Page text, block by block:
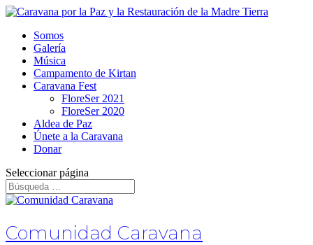
Somos
Galería
Música
Campamento de Kirtan
Caravana Fest
FloreSer 2021
FloreSer 2020
Aldea de Paz
Únete a la Caravana
Donar
Seleccionar página
Comunidad Caravana